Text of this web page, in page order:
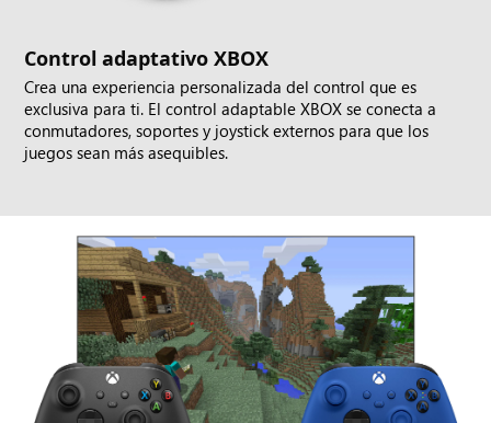
Control adaptativo XBOX
Crea una experiencia personalizada del control que es
exclusiva para ti. El control adaptable XBOX se conecta a
conmutadores, soportes y joystick externos para que los
juegos sean más asequibles.